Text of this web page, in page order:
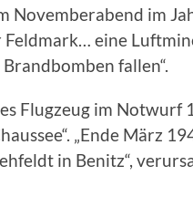
Novemberabend im
eine
fallen“.
Flugzeug im Notwurf
„Ende März
in Benitz“,